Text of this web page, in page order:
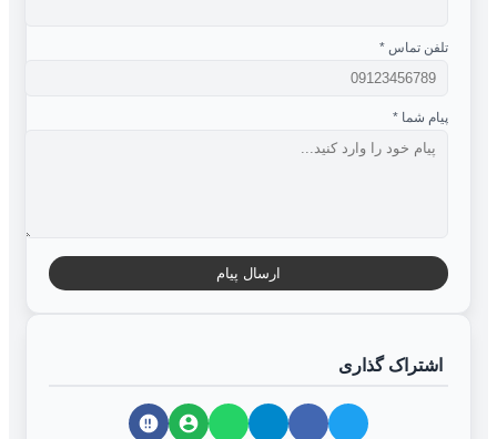
تلفن تماس *
پیام شما *
ارسال پیام
اشتراک گذاری